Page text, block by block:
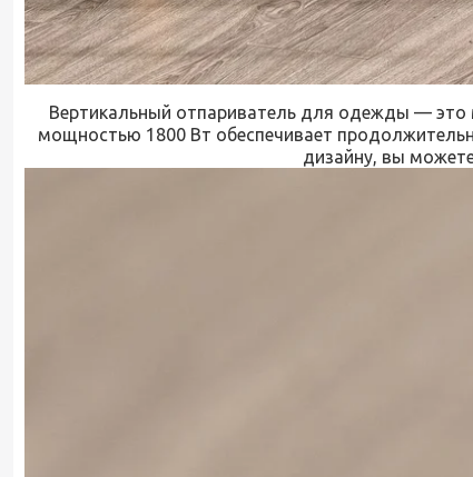
Вертикальный отпариватель для одежды — это
мощностью 1800 Вт обеспечивает
дизайну, вы